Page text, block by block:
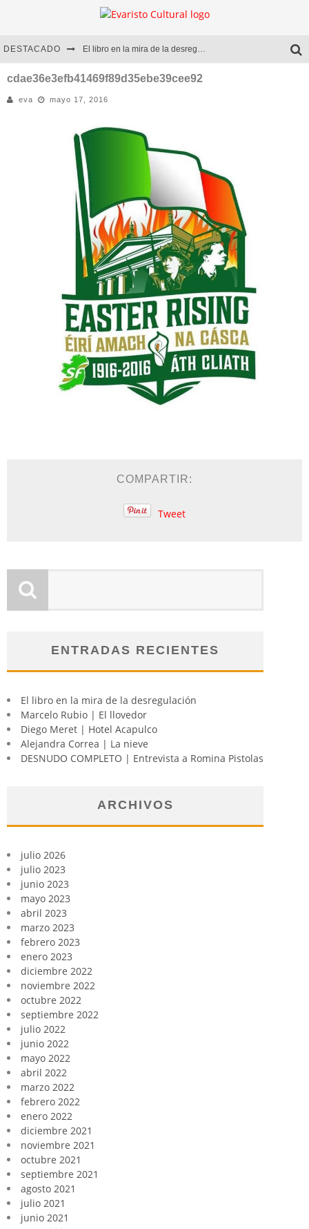
DESTACADO El libro en la mira de la desregulación
Marcelo Rubio | El llovedor
Diego Meret | Hotel Acapulco
Alejandra Correa | La nieve
cdae36e3efb41469f89d35ebe39cee92
eva mayo 17, 2016
COMPARTIR:
Tweet
ENTRADAS RECIENTES
El libro en la mira de la desregulación
Marcelo Rubio | El llovedor
Diego Meret | Hotel Acapulco
Alejandra Correa | La nieve
DESNUDO COMPLETO | Entrevista a Romina Pistolas
ARCHIVOS
julio 2026
julio 2023
junio 2023
mayo 2023
abril 2023
marzo 2023
febrero 2023
enero 2023
diciembre 2022
noviembre 2022
octubre 2022
septiembre 2022
julio 2022
junio 2022
mayo 2022
abril 2022
marzo 2022
febrero 2022
enero 2022
diciembre 2021
noviembre 2021
octubre 2021
septiembre 2021
agosto 2021
julio 2021
junio 2021